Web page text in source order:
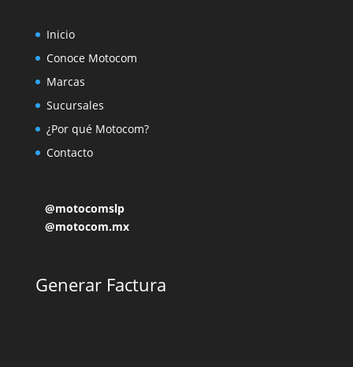
Inicio
Conoce Motocom
Marcas
Sucursales
¿Por qué Motocom?
Contacto
@motocomslp
@motocom.mx
Generar Factura